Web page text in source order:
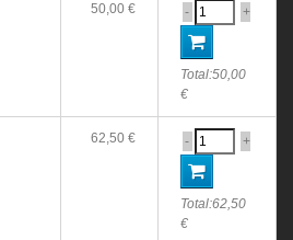
50,00 € - +
Total:50,00
€
62,50 € - +
Total:62,50
€